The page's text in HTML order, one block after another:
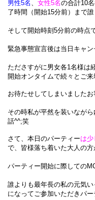
男性5名 、 女性5名の合計10
了時間（開始15分前）まで誰
そして開始時刻5分前の時点
緊急事態宣言後は当日キャ
たださすがに男女各1名様は
開始オンタイムで続々とご
お待たせしてしまいました
その時私が平然を装いなが
話^^;笑
さて、本日のパーティーは
で、皆様落ち着いた大人の方
パーティー開始に際しての
誰よりも最年長の私の元気
になってご参加いただきパー